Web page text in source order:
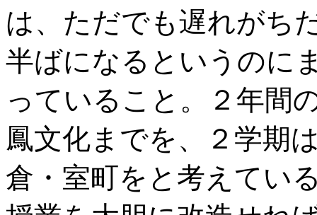
は、ただでも遅れがち
半ばになるというのに
っていること。２年間
鳳文化までを、２学期
倉・室町をと考えてい